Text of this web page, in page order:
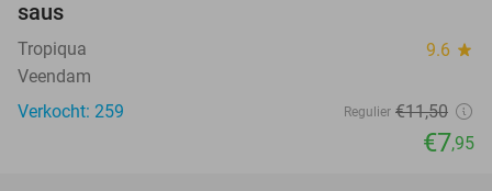
TODAY
saus
Tropiqua 9.6 star
Veendam
Verkocht: 259
Regulier €11,50
€7,95